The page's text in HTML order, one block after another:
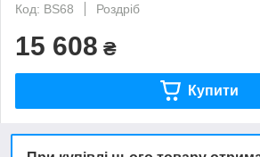
Код: BS68
Роздріб
15 608 ₴
Купити